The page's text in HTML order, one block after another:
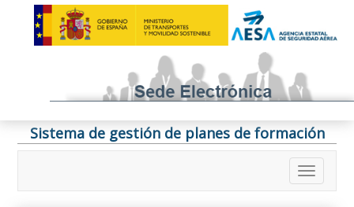
Sistema de gestión de planes de formación